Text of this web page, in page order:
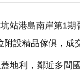
站港島南岸第1
設精品傢俱，成
利，鄰近多間